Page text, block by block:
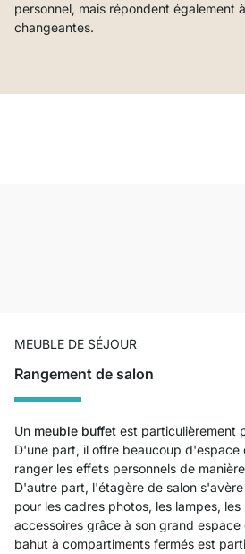
personnel, mais répondent également
changeantes.
MEUBLE DE SÉJOUR
Rangement de salon
Un meuble buffet est particulièrement
D'une part, il offre beaucoup d'espace
ranger les effets personnels de
D'autre part, l'étagère de salon
pour les cadres photos, les lampes,
accessoires grâce à son grand
bahut à compartiments fermés est